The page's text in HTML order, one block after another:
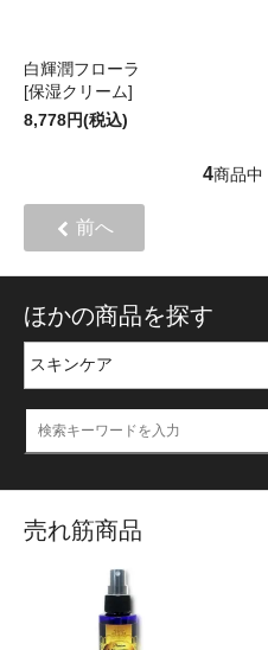
白輝潤フローラ
[保湿クリーム]
8,778円(税込)
4商品中
前へ
ほかの商品を探す
売れ筋商品